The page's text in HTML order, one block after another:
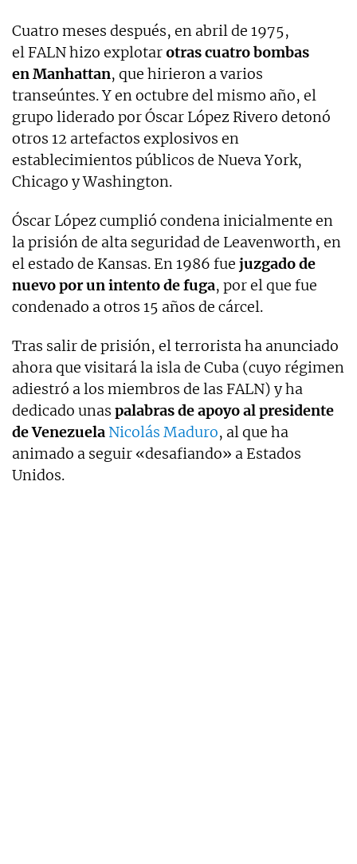
Cuatro meses después, en abril de 1975,
el FALN hizo explotarotras cuatro bombas
en Manhattan, que hirieron a varios
transeúntes. Y en octubre del mismo año, el
grupo liderado por Óscar López Rivero detonó
otros 12 artefactos explosivos en
establecimientos públicos de Nueva York,
Chicago y Washington.
Óscar López cumplió condena inicialmente en
la prisión de alta seguridad de Leavenworth, en
el estado de Kansas. En 1986 fue juzgado de
nuevo por un intento de fuga, por el que fue
condenado a otros 15 años de cárcel.
Tras salir de prisión, el terrorista ha anunciado
ahora que visitará la isla de Cuba (cuyo régimen
adiestró a los miembros de las FALN) y ha
dedicado unas palabras de apoyo al presidente
de Venezuela Nicolás Maduro, al que ha
animado a seguir «desafiando» a Estados
Unidos.